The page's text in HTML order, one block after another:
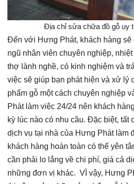
Địa chỉ sửa chữa đồ gỗ uy
Đến với Hưng Phát, khách hàng
ngũ nhân viên chuyên nghiệp,
thợ lành nghề, có kinh nghiệm và
việc sẽ giúp bạn phát hiện và xử lý
phẩm gỗ một cách chuyên nghiệp
Phát làm việc 24/24 nên khách
kỳ lúc nào có nhu cầu. Đặc biệt, tất
dịch vụ tại nhà của Hưng Phát làm
khách hàng hoàn toàn có thể yên
cần phải lo lắng về chi phí, giá cả
những đơn vị khác. VÌ vậy, Hưng